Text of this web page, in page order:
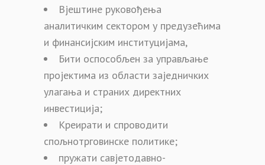
Вјештине руковођења
аналитичким сектором у предузећима
и финансијским институцијама,
Бити оспособљен за управљање
пројектима из области заједничких
улагања и страних директних
инвестиција;
Креирати и спроводити
спољнотрговинске политике;
пружати савјетодавно-